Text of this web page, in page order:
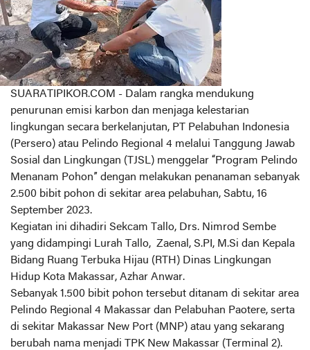
SUARATIPIKOR.COM - Dalam rangka mendukung
penurunan emisi karbon dan menjaga kelestarian
lingkungan secara berkelanjutan, PT Pelabuhan Indonesia
(Persero) atau Pelindo Regional 4 melalui Tanggung Jawab
Sosial dan Lingkungan (TJSL) menggelar “Program Pelindo
Menanam Pohon” dengan melakukan penanaman sebanyak
2.500 bibit pohon di sekitar area pelabuhan, Sabtu, 16
September 2023.
Kegiatan ini dihadiri Sekcam Tallo, Drs. Nimrod Sembe
yang didampingi Lurah Tallo, Zaenal, S.PI, M.Si dan Kepala
Bidang Ruang Terbuka Hijau (RTH) Dinas Lingkungan
Hidup Kota Makassar, Azhar Anwar.
Sebanyak 1.500 bibit pohon tersebut ditanam di sekitar area
Pelindo Regional 4 Makassar dan Pelabuhan Paotere, serta
di sekitar Makassar New Port (MNP) atau yang sekarang
berubah nama menjadi TPK New Makassar (Terminal 2).